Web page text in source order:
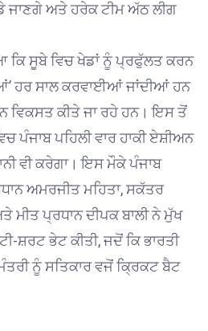
ਜਾਣਗੇ ਅਤੇ ਹਰੇਕ ਟੀਮ ਅੱਠ ਲੀਗ
ਕਿ ਸੂਬੇ ਵਿਚ ਖੇਡਾਂ ਨੂੰ ਪ੍ਰਫੁੱਲਤ ਕਰਨ
ਹਰ ਸਾਲ ਕਰਵਾਈਆਂ ਜਾਂਦੀਆਂ ਹਨ
ਵਿਕਸਤ ਕੀਤੇ ਜਾ ਰਹੇ ਹਨ। ਇਸ ਤੋਂ
ਪੰਜਾਬ ਪਹਿਲੀ ਵਾਰ ਹਾਕੀ ਏਸ਼ੀਅਨ
ਵੀ ਕਰੇਗਾ। ਇਸ ਮੌਕੇ ਪੰਜਾਬ
ਅਮਰਜੀਤ ਮਹਿਤਾ, ਸਕੱਤਰ
ਮੀਤ ਪ੍ਰਧਾਨ ਦੀਪਕ ਬਾਲੀ ਨੇ ਮੁੱਖ
ਸ਼ਰਟ ਭੇਟ ਕੀਤੀ, ਜਦੋਂ ਕਿ ਭਾਰਤੀ
ਨੂੰ ਸਤਿਕਾਰ ਵਜੋਂ ਕ੍ਰਿਕਟ ਬੈਟ